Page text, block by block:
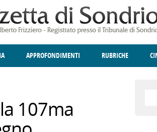
APPROFONDIMENTI RUBRICHE
107ma